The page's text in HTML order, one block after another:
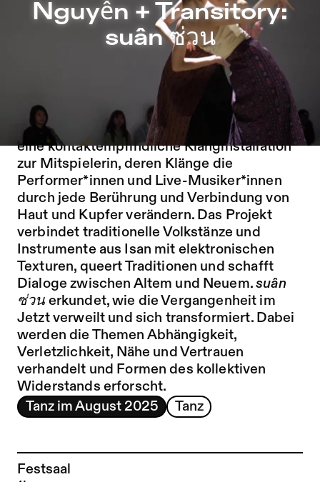
Zu Programm springen
Zu Aktuelles springen
Nguyễn + Transitory: suân ซ่วน – Sophiensæle | Freies
Nguyễn + Transitory:
suân ซ่วน
Tanz im August 2025 Tanz
Festsaal
Nguyễn + Transitory bewegen sich in den
Grenzbereichen von Klang, Performance
und Installation. In ihrer Performance wird
eine kontaktempfindliche Klanginstallation
zur Mitspielerin, deren Klänge die
Performer*innen und Live-Musiker*innen
durch jede Berührung und Verbindung von
Haut und Kupfer verändern. Das Projekt
verbindet traditionelle Volkstänze und
Instrumente aus Isan mit elektronischen
Texturen, queert Traditionen und schafft
Dialoge zwischen Altem und Neuem.suân
ซ่วน erkundet, wie die Vergangenheit im
Jetzt verweilt und sich transformiert. Dabei
werden die Themen Abhängigkeit,
Verletzlichkeit, Nähe und Vertrauen
verhandelt und Formen des kollektiven
Widerstands erforscht.